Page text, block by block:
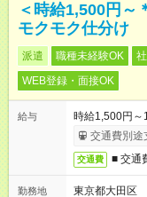
＜時給1,500円～
モクモク仕分け
派遣 職種未経験OK
WEB登録・面接OK
給与
時給1,500円～
交通費別途
交通費 ■ 交通
勤務地 東京都大田区